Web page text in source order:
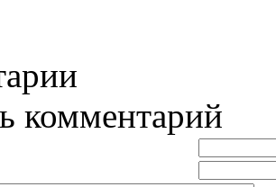
комментарий